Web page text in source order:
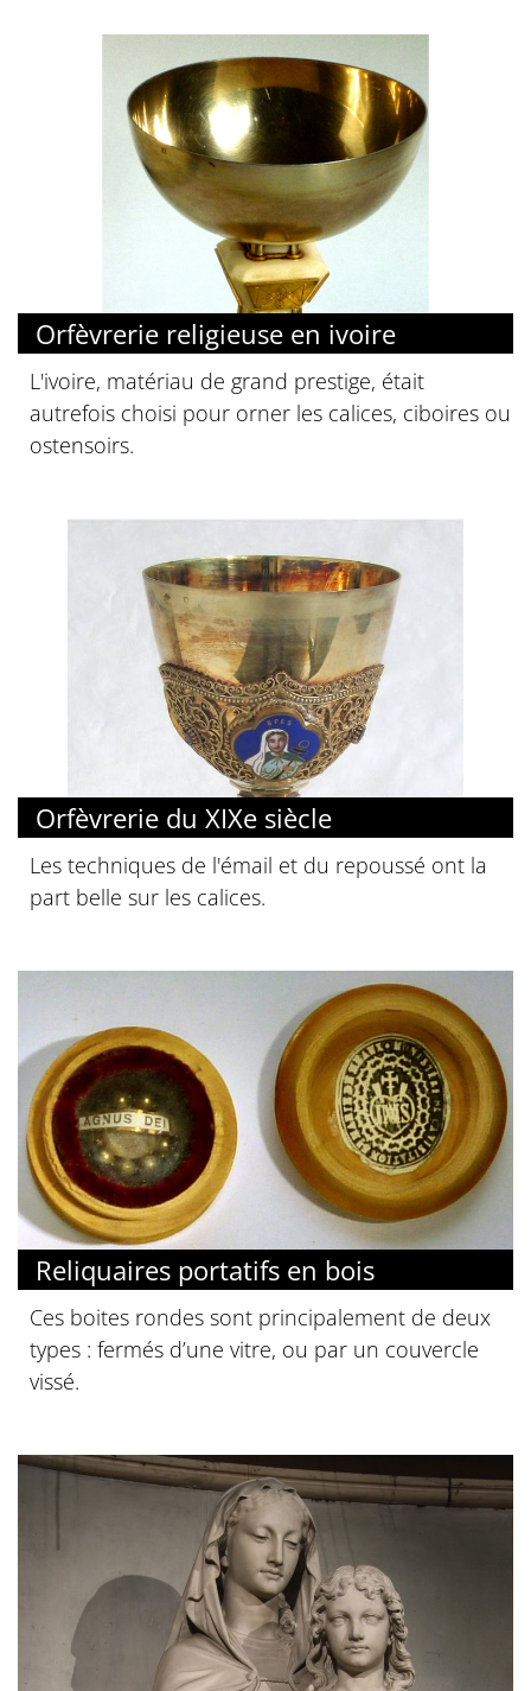
Orfèvrerie religieuse en ivoire
L'ivoire, matériau de grand prestige, était
autrefois choisi pour orner les calices, ciboires ou
ostensoirs.
Orfèvrerie du XIXe siècle
Les techniques de l'émail et du repoussé ont la
part belle sur les calices.
Reliquaires portatifs en bois
Ces boites rondes sont principalement de deux
types : fermés d’une vitre, ou par un couvercle
vissé.